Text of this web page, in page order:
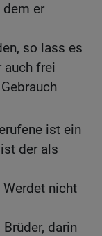
dem er
so lass es
auch frei
ist ein
der als
nicht
darin